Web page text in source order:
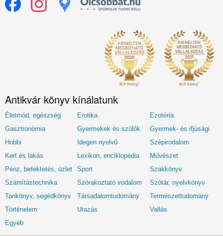
Antikvár könyv kínálatunk
Életmód, egészség Erotika
Ezotéria
Gasztronómia
Gyermekek és szülők
Gyermek- és ifjúsági
Hobbi
Idegen nyelvű
Szépirodalom
Kert és lakás
Lexikon, enciklopédia
Művészet
Pénz, befektetés, üzlet
Sport
Szakkönyv
Számítástechnika
Szórakoztató irodalom
Szótár, nyelvkönyv
Tankönyv, segédkönyv
Társadalomtudomány
Természettudomány
Történelem
Utazás
Vallás
Egyéb